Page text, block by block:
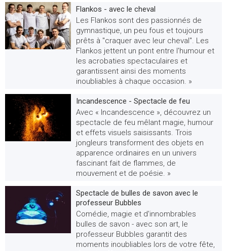
Flankos - avec le cheval
Les Flankos sont des passionnés de
gymnastique, un peu fous et toujours
prêts à "craquer avec leur cheval". Les
Flankos jettent un pont entre l'humour et
les acrobaties spectaculaires et
garantissent ainsi des moments
inoubliables à chaque occasion. »
Incandescence - Spectacle de feu
Avec « Incandescence », découvrez un
spectacle de feu mêlant magie, humour
et effets visuels saisissants. Trois
jongleurs transforment des objets en
apparence ordinaires en un univers
fascinant fait de flammes, de
mouvement et de poésie. »
Spectacle de bulles de savon avec le
professeur Bubbles
Comédie, magie et d'innombrables
bulles de savon - avec son art, le
professeur Bubbles garantit des
moments inoubliables lors de votre fête,